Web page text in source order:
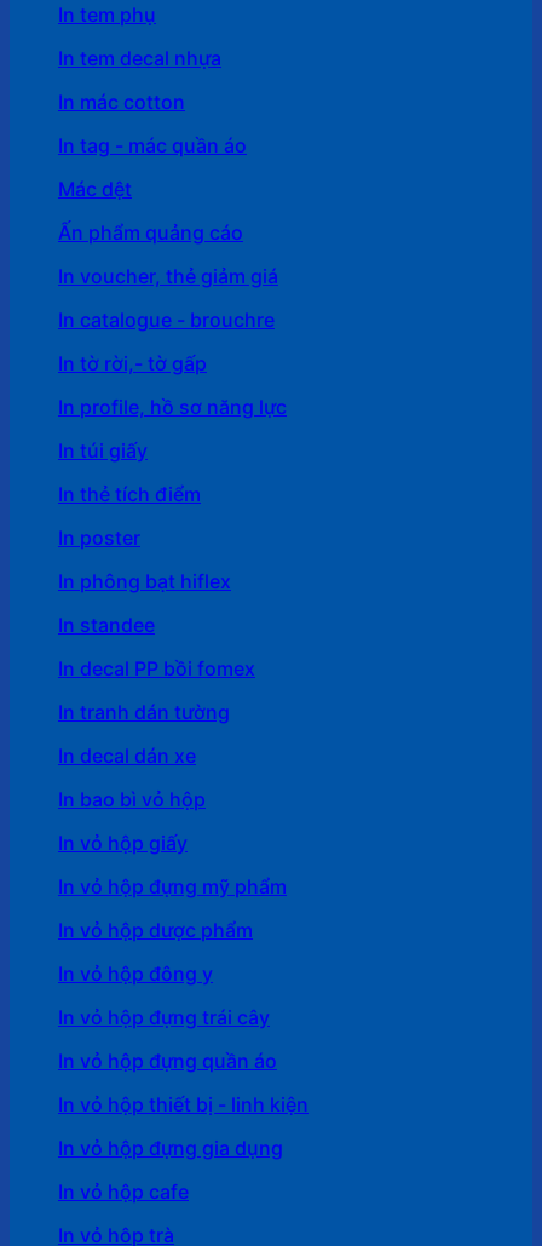
In tem phụ
In tem decal nhựa
In mác cotton
In tag - mác quần áo
Mác dệt
Ấn phẩm quảng cáo
In voucher, thẻ giảm giá
In catalogue - brouchre
In tờ rời,- tờ gấp
In profile, hồ sơ năng lực
In túi giấy
In thẻ tích điểm
In poster
In phông bạt hiflex
In standee
In decal PP bồi fomex
In tranh dán tường
In decal dán xe
In bao bì vỏ hộp
In vỏ hộp giấy
In vỏ hộp đựng mỹ phẩm
In vỏ hộp dược phẩm
In vỏ hộp đông y
In vỏ hộp đựng trái cây
In vỏ hộp đựng quần áo
In vỏ hộp thiết bị - linh kiện
In vỏ hộp đựng gia dụng
In vỏ hộp cafe
In vỏ hôp trà